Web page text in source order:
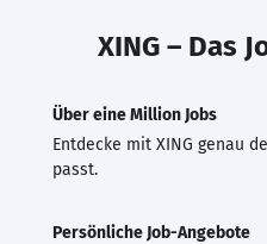
XING – Das
Über eine Million Jobs
Entdecke mit XING genau
passt.
Persönliche Job-Angebote